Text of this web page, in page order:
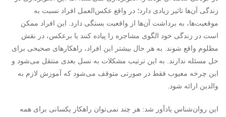
زندگی آن‌ها تاثیر زیادی دارد؛ در واقع عکس‌العمل افراد نسبت به
موقعیت‌ها، به برداشت آن‌ها از واقعیت بستگی دارد. این افراد ممکن
است در زندگی خود الگوی مشاجره را پیاده کنند یا برعکس، در نقش
مظلوم واقع شوند. به هر حال بیشتر این افراد، راهکارهای صحیحی برای
حل مسئله ندارند. به این ترتیب مشکلات به نسل بعدی منتقل می‌شود و
این چرخه معیوب فقط در صورتی متوقف می‌شود که آموزش لازم به
والدین ارائه شود.
این روان‌شناس یادآور شد: هر چند نمی‌توان راهکار یکسانی برای همه